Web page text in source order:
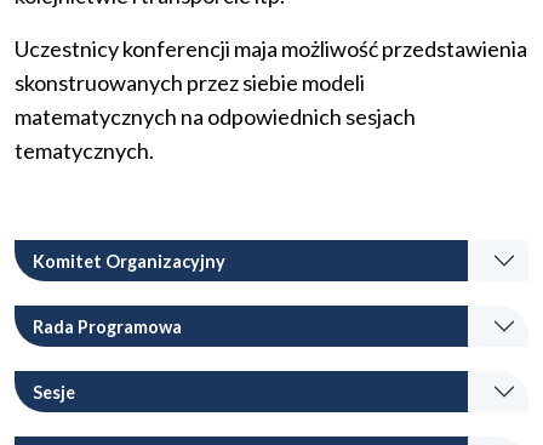
Uczestnicy konferencji maja możliwość przedstawienia
skonstruowanych przez siebie modeli
matematycznych na odpowiednich sesjach
tematycznych.
Komitet Organizacyjny
Rada Programowa
Sesje